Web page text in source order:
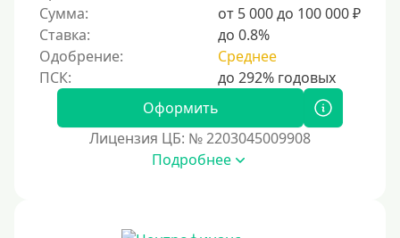
Сумма:
от 5 000 до 100 000 ₽
Ставка:
до 0.8%
Одобрение:
Среднее
Оформить
Лицензия ЦБ: № 2203045009908
Подробнее